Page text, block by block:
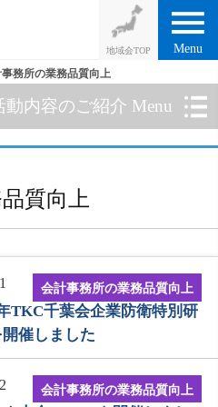
menu
Menu
務所の業務品質向上
動内容のご紹介 Menu
質向上
会計事務所の業務品質向上
TKC千葉会企業防衛特別研
催しました
会計事務所の業務品質向上